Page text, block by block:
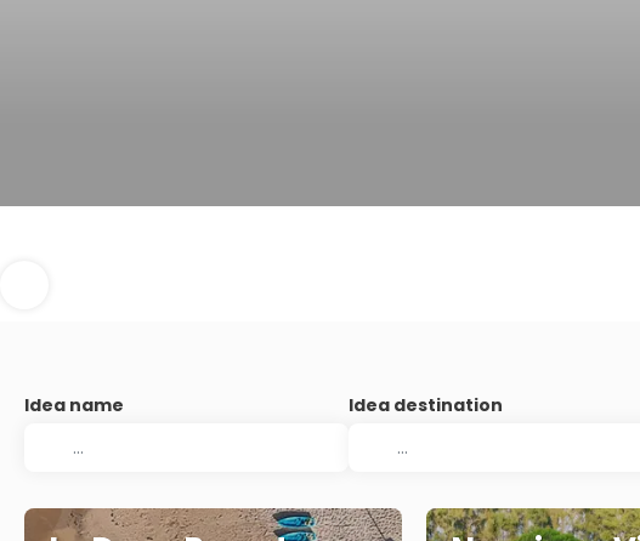
Idea name Idea destination